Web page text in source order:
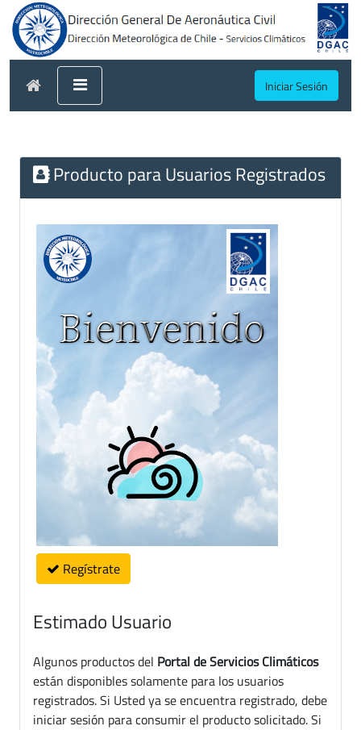
Iniciar Sesión
Producto para Usuarios Registrados
Regístrate
Estimado Usuario
Algunos productos del Portal de Servicios Climáticos
están disponibles solamente para los usuarios
registrados. Si Usted ya se encuentra registrado, debe
iniciar sesión para consumir el producto solicitado. Si